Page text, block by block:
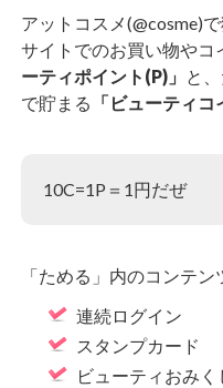
アットコスメ(@cosme)
サイトでのお買い物やコ
ーティポイント(P)」 と
で貯まる 「ビューティ
10C=1P＝1円だぜ
「ためる」内のコンテン
連続ログイン
スタンプカード
ビューティおみく